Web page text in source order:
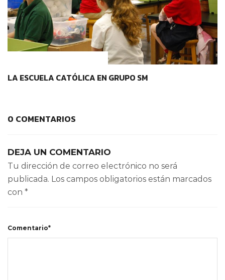
LA ESCUELA CATÓLICA EN GRUPO SM
0 COMENTARIOS
DEJA UN COMENTARIO
Tu dirección de correo electrónico no será
publicada. Los campos obligatorios están marcados
con *
Comentario*